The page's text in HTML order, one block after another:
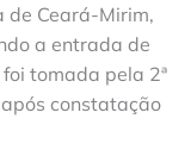
de Ceará-Mirim,
a entrada de
tomada pela 2ª
constatação